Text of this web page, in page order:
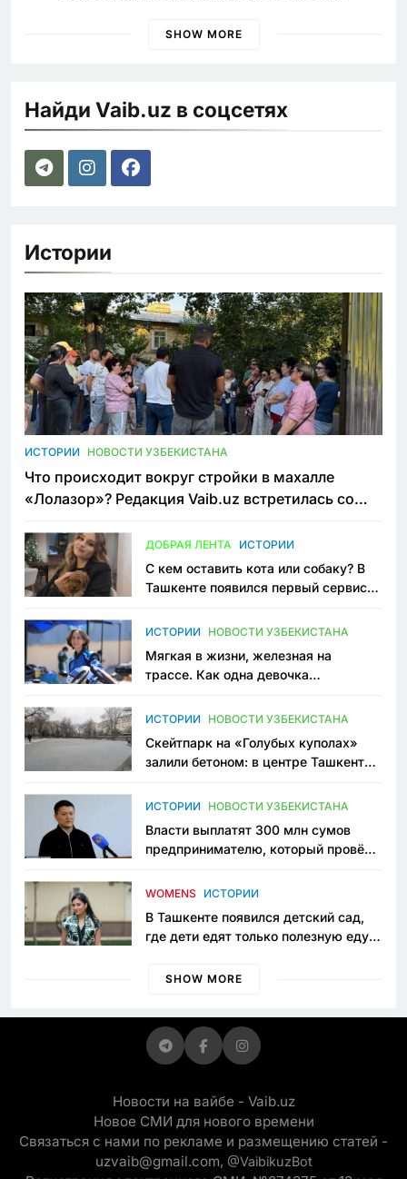
SHOW MORE
Найди Vaib.uz в соцсетях
Истории
ИСТОРИИ НОВОСТИ УЗБЕКИСТАНА
Что происходит вокруг стройки в махалле
«Лолазор»? Редакция Vaib.uz встретилась со
ДОБРАЯ ЛЕНТА ИСТОРИИ
С кем оставить кота или собаку? В
Ташкенте появился первый сервис
ИСТОРИИ НОВОСТИ УЗБЕКИСТАНА
Мягкая в жизни, железная на
трассе. Как одна девочка
Узбекистане
ИСТОРИИ НОВОСТИ УЗБЕКИСТАНА
Скейтпарк на «Голубых куполах»
залили бетоном: в центре Ташкента
пространство
ИСТОРИИ НОВОСТИ УЗБЕКИСТАНА
Власти выплатят 300 млн сумов
предпринимателю, который провёл
приговору
WOMENS ИСТОРИИ
В Ташкенте появился детский сад,
где дети едят только полезную еду.
просить «кашу без сахара»
SHOW MORE
Новости на вайбе - Vaib.uz
Новое СМИ для нового времени
Связаться с нами по рекламе и размещению статей -
uzvaib@gmail.com, @VaibikuzBot